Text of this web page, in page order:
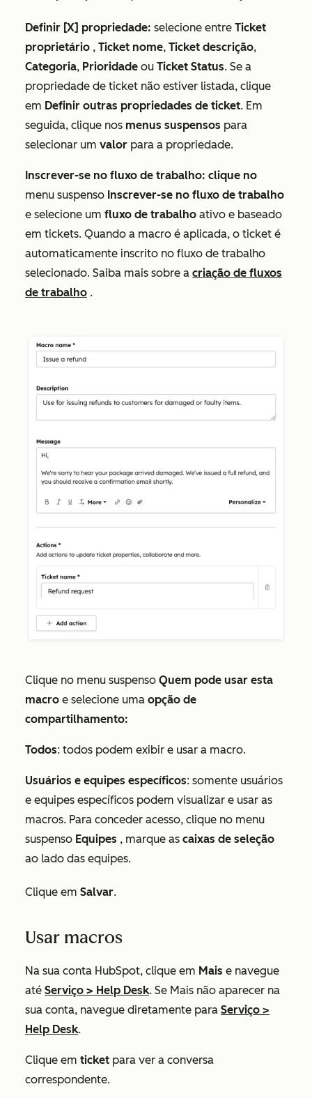
Definir [X] propriedade: selecione entre Ticket
proprietário , Ticket nome, Ticket descrição,
Categoria, Prioridade ou Ticket Status. Se a
propriedade de ticket não estiver listada, clique
em Definir outras propriedades de ticket. Em
seguida, clique nos menus suspensos para
selecionar um valor para a propriedade.
Inscrever-se no fluxo de trabalho: clique no
menu suspenso Inscrever-se no fluxo de trabalho
e selecione um fluxo de trabalho ativo e baseado
em tickets. Quando a macro é aplicada, o ticket é
automaticamente inscrito no fluxo de trabalho
selecionado. Saiba mais sobre a criação de fluxos
de trabalho .
Clique no menu suspenso Quem pode usar esta
macro e selecione uma opção de
compartilhamento:
Todos: todos podem exibir e usar a macro.
Usuários e equipes específicos: somente usuários
e equipes específicos podem visualizar e usar as
macros. Para conceder acesso, clique no menu
suspenso Equipes , marque as caixas de seleção
ao lado das equipes.
Clique em Salvar.
Usar macros
Na sua conta HubSpot, clique em Mais e navegue
até Serviço > Help Desk. Se Mais não aparecer na
sua conta, navegue diretamente para Serviço >
Help Desk.
Clique em ticket para ver a conversa
correspondente.